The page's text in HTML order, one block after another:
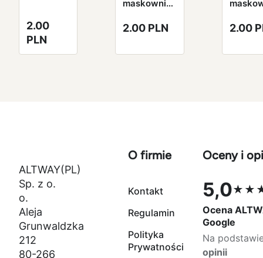
2.00
PLN
maskownica
PP + czarny
metry
2.00 PLN
4 mm
2.00
ALTWAY(PL)
Sp. z o.
o.
Aleja
Grunwaldzka
212
80-266
O firmie
Kontakt
Regulamin
Polityka
Prywatności
Oceny i
5,0
Ocena 5,0
Ocena
Google
Na
opinii